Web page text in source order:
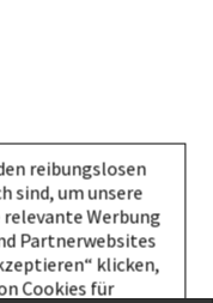
Rosé/Silver
reibungslosen
sind, um unsere
relevante Werbung
Partnerwebsites
klicken,
Cookies für